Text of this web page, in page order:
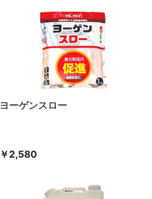
ヨーゲンスロー
￥2,580